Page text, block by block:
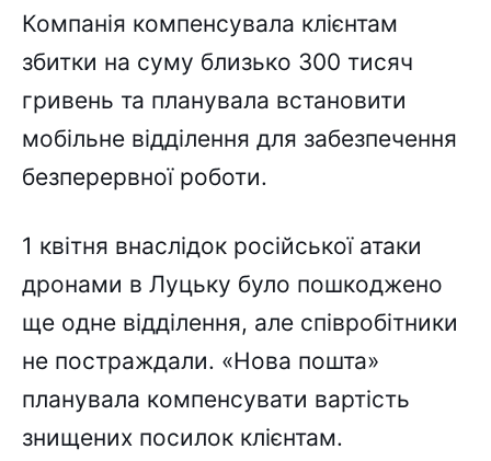
Компанія компенсувала клієнтам
збитки на суму близько 300 тисяч
гривень та планувала встановити
мобільне відділення для забезпечення
безперервної роботи.
1 квітня внаслідок російської атаки
дронами в Луцьку було пошкоджено
ще одне відділення, але співробітники
не постраждали. «Нова пошта»
планувала компенсувати вартість
знищених посилок клієнтам.